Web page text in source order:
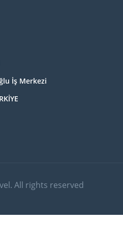
İş Merkezi
All rights reserved